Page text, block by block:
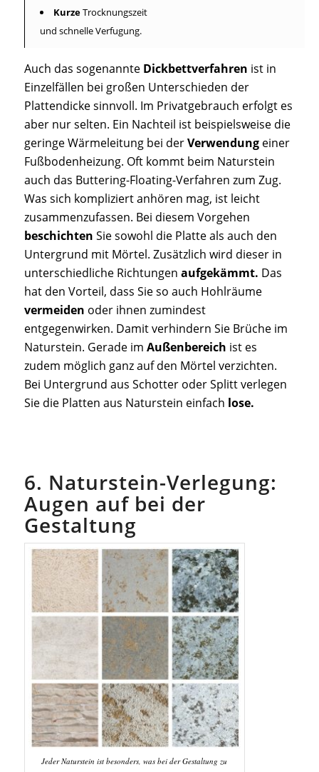
KurzeTrocknungszeit
und schnelle Verfugung.
Auch das sogenannte Dickbettverfahren ist in
Einzelfällen bei großen Unterschieden der
Plattendicke sinnvoll. Im Privatgebrauch erfolgt es
aber nur selten. Ein Nachteil ist beispielsweise die
geringe Wärmeleitung bei derVerwendungeiner
Fußbodenheizung. Oft kommt beim Naturstein
auch das Buttering-Floating-Verfahren zum Zug.
Was sich kompliziert anhören mag, ist leicht
zusammenzufassen. Bei diesem Vorgehen
beschichten Sie sowohl die Platte als auch den
Untergrund mit Mörtel. Zusätzlich wird dieser in
unterschiedliche Richtungen aufgekämmt. Das
hat den Vorteil, dass Sie so auch Hohlräume
vermeiden oder ihnen zumindest
entgegenwirken. Damit verhindern Sie Brüche im
Naturstein. Gerade im Außenbereich ist es
zudem möglich ganz auf den Mörtel verzichten.
Bei Untergrund aus Schotter oder Splitt verlegen
Sie die Platten aus Naturstein einfach lose.
6. Naturstein-Verlegung:
Augen auf bei der
Gestaltung
Jeder Naturstein ist besonders, was bei der Gestaltung zu